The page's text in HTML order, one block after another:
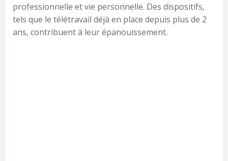
professionnelle et vie personnelle. Des dispositifs,
tels que le télétravail déjà en place depuis plus de 2
ans, contribuent à leur épanouissement.